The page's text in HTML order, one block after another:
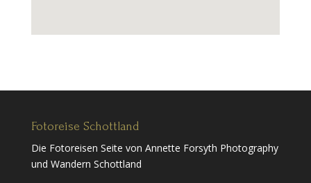
Fotoreise Schottland
Die Fotoreisen Seite von Annette Forsyth Photography
und Wandern Schottland